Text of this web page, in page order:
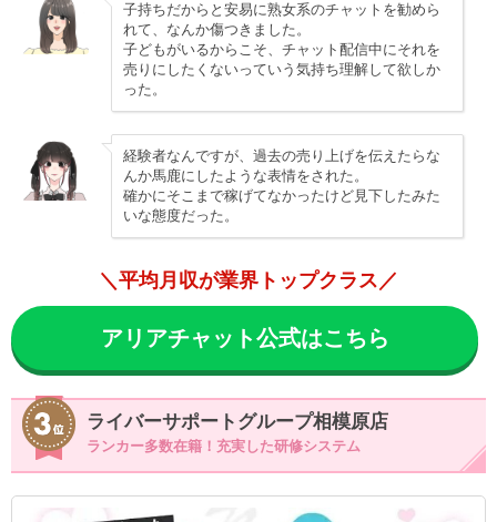
子持ちだからと安易に熟女系のチャットを勧めら
れて、なんか傷つきました。
子どもがいるからこそ、チャット配信中にそれを
売りにしたくないっていう気持ち理解して欲しか
った。
経験者なんですが、過去の売り上げを伝えたらな
んか馬鹿にしたような表情をされた。
確かにそこまで稼げてなかったけど見下したみた
いな態度だった。
＼平均月収が業界トップクラス／
アリアチャット公式はこちら
ライバーサポートグループ相模原店
ランカー多数在籍！充実した研修システム